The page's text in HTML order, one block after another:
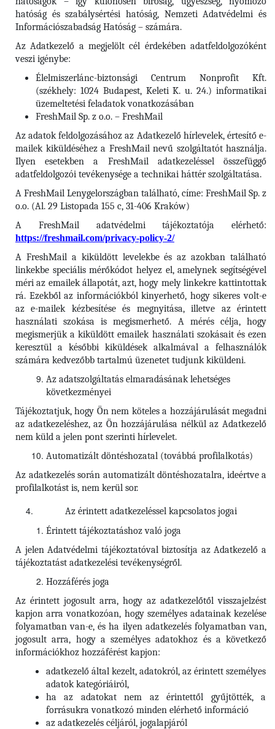
hatóság és szabálysértési hatóság, Nemzeti Adatvédelmi és
Információszabadság Hatóság – számára.
Az Adatkezelő a megjelölt cél érdekében adatfeldolgozóként
veszi igénybe:
Élelmiszerlánc-biztonsági Centrum Nonprofit Kft.
(székhely: 1024 Budapest, Keleti K. u. 24.) informatikai
üzemeltetési feladatok vonatkozásában
FreshMail Sp. z o.o. – FreshMail
Az adatok feldolgozásához az Adatkezelő hírlevelek, értesítő e-
mailek kiküldéséhez a FreshMail nevű szolgáltatót használja.
Ilyen esetekben a FreshMail adatkezeléssel összefüggő
adatfeldolgozói tevékenysége a technikai háttér szolgáltatása.
A FreshMail Lenygelországban található, címe: FreshMail Sp. z
o.o. (Al. 29 Listopada 155 c, 31-406 Kraków)
A FreshMail adatvédelmi tájékoztatója elérhető:
https://freshmail.com/privacy-policy-2/
A FreshMail a kiküldött levelekbe és az azokban található
linkekbe speciális mérőkódot helyez el, amelynek segítségével
méri az emailek állapotát, azt, hogy mely linkekre kattintottak
rá. Ezekből az információkból kinyerhető, hogy sikeres volt-e
az e-mailek kézbesítése és megnyitása, illetve az érintett
használati szokása is megismerhető. A mérés célja, hogy
megismerjük a kiküldött emailek használati szokásait és ezen
keresztül a későbbi kiküldések alkalmával a felhasználók
számára kedvezőbb tartalmú üzenetet tudjunk kiküldeni.
Az adatszolgáltatás elmaradásának lehetséges
következményei
Tájékoztatjuk, hogy Ön nem köteles a hozzájárulását megadni
az adatkezeléshez, az Ön hozzájárulása nélkül az Adatkezelő
nem küld a jelen pont szerinti hírlevelet.
Automatizált döntéshozatal (továbbá profilalkotás)
Az adatkezelés során automatizált döntéshozatalra, ideértve a
profilalkotást is, nem kerül sor.
Az érintett adatkezeléssel kapcsolatos jogai
Érintett tájékoztatáshoz való joga
A jelen Adatvédelmi tájékoztatóval biztosítja az Adatkezelő a
tájékoztatást adatkezelési tevékenységről.
Hozzáférés joga
Az érintett jogosult arra, hogy az adatkezelőtől visszajelzést
kapjon arra vonatkozóan, hogy személyes adatainak kezelése
folyamatban van-e, és ha ilyen adatkezelés folyamatban van,
jogosult arra, hogy a személyes adatokhoz és a következő
információkhoz hozzáférést kapjon:
adatkezelő által kezelt, adatokról, az érintett személyes
adatok kategóriáiról,
ha az adatokat nem az érintettől gyűjtötték, a
forrásukra vonatkozó minden elérhető információ
az adatkezelés céljáról, jogalapjáról